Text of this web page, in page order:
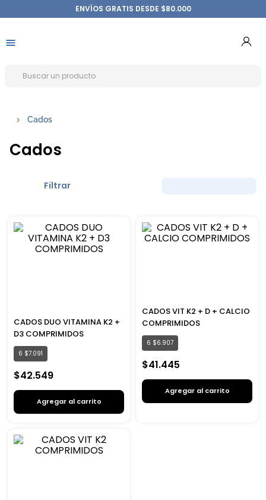
ENVÍOS GRATIS DESDE $80.000
Cados
Cados
Filtrar
CADOS DUO VITAMINA K2 +
D3 COMPRIMIDOS
6 $7.091
$42.549
Agregar al carrito
CADOS VIT K2 + D + CALCIO
COMPRIMIDOS
6 $6.907
$41.445
Agregar al carrito